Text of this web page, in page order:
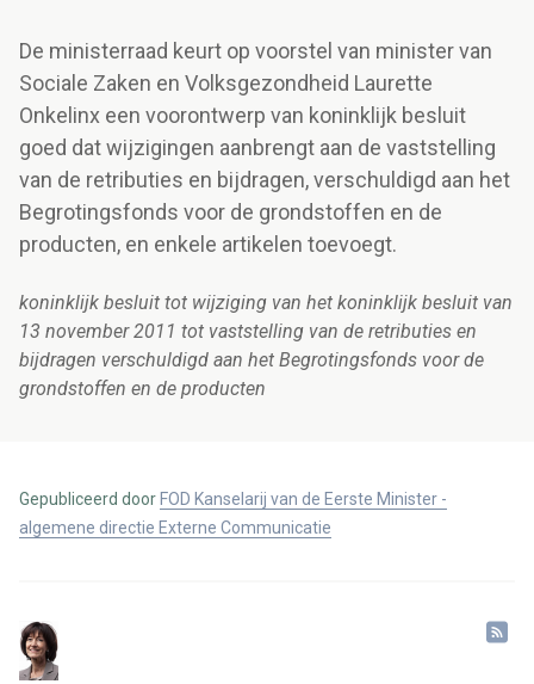
De ministerraad keurt op voorstel van minister van
Sociale Zaken en Volksgezondheid Laurette
Onkelinx een voorontwerp van koninklijk besluit
goed dat wijzigingen aanbrengt aan de vaststelling
van de retributies en bijdragen, verschuldigd aan het
Begrotingsfonds voor de grondstoffen en de
producten, en enkele artikelen toevoegt.
koninklijk besluit tot wijziging van het koninklijk besluit van
13 november 2011 tot vaststelling van de retributies en
bijdragen verschuldigd aan het Begrotingsfonds voor de
grondstoffen en de producten
Gepubliceerd door FOD Kanselarij van de Eerste Minister -
algemene directie Externe Communicatie